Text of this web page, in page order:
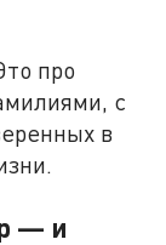
про
с
в
— и